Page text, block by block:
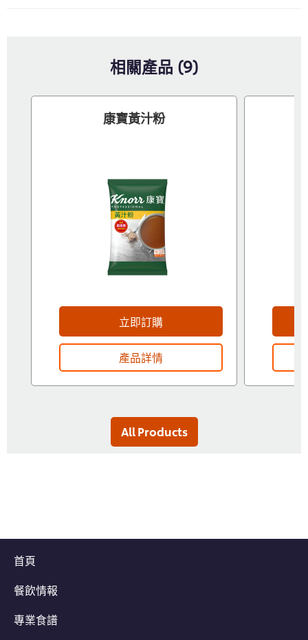
相關產品 (9)
康寶黃汁粉
立即訂購
產品詳情
All Products
首頁
餐飲情報
專業食譜